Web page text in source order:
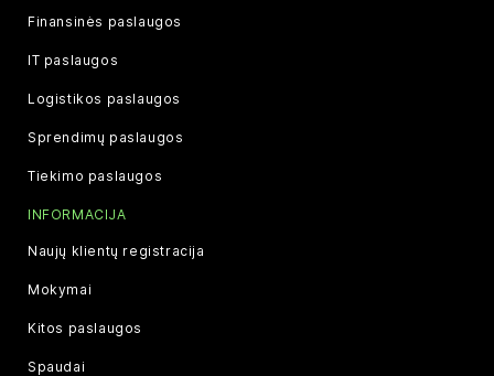
Finansinės paslaugos
IT paslaugos
Logistikos paslaugos
Sprendimų paslaugos
Tiekimo paslaugos
INFORMACIJA
Naujų klientų registracija
Mokymai
Kitos paslaugos
Spaudai